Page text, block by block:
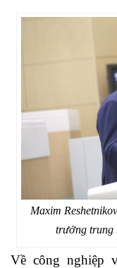
Maxim
trưởng trung
Về công nghiệp